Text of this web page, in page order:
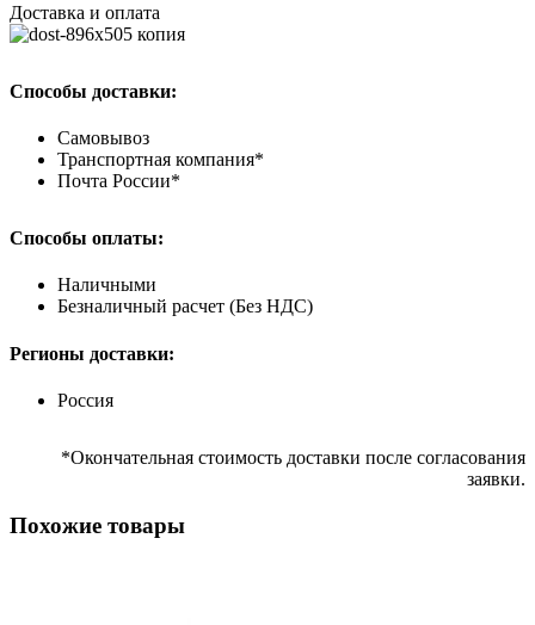
Доставка и оплата
Способы доставки:
Самовывоз
Транспортная компания*
Почта России*
Способы оплаты:
Наличными
Безналичный расчет (Без НДС)
Регионы доставки:
Россия
*Окончательная стоимость доставки после согласования
заявки.
Похожие товары